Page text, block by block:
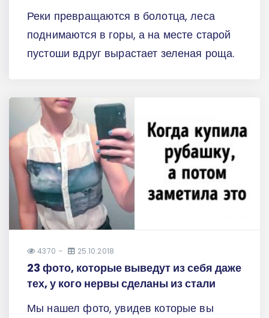
Реки превращаются в болотца, леса
поднимаются в горы, а на месте старой
пустоши вдруг вырастает зеленая роща.
4370 25.10.2018
23 фото, которые выведут из себя даже
тех, у кого нервы сделаны из стали
Мы нашел фото, увидев которые вы